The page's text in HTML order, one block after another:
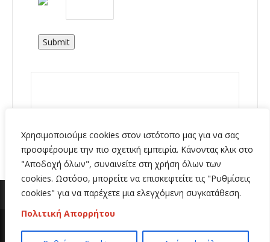
Χρησιμοποιούμε cookies στον ιστότοπο μας για να σας
προσφέρουμε την πιο σχετική εμπειρία. Κάνοντας κλικ στο
"Αποδοχή όλων", συναινείτε στη χρήση όλων των
cookies. Ωστόσο, μπορείτε να επισκεφτείτε τις "Ρυθμίσεις
cookies" για να παρέχετε μια ελεγχόμενη συγκατάθεση.
Πολιτική Απορρήτου
Submit
Copyright 2020 | All Rights Reserved | Κατασκευή